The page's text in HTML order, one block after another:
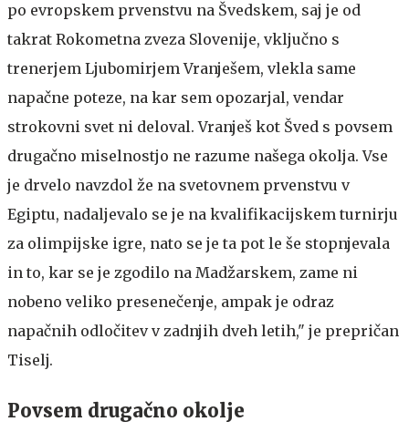
po evropskem prvenstvu na Švedskem, saj je od
takrat Rokometna zveza Slovenije, vključno s
trenerjem Ljubomirjem Vranješem, vlekla same
napačne poteze, na kar sem opozarjal, vendar
strokovni svet ni deloval. Vranješ kot Šved s povsem
drugačno miselnostjo ne razume našega okolja. Vse
je drvelo navzdol že na svetovnem prvenstvu v
Egiptu, nadaljevalo se je na kvalifikacijskem turnirju
za olimpijske igre, nato se je ta pot le še stopnjevala
in to, kar se je zgodilo na Madžarskem, zame ni
nobeno veliko presenečenje, ampak je odraz
napačnih odločitev v zadnjih dveh letih," je prepričan
Tiselj.
Povsem drugačno okolje